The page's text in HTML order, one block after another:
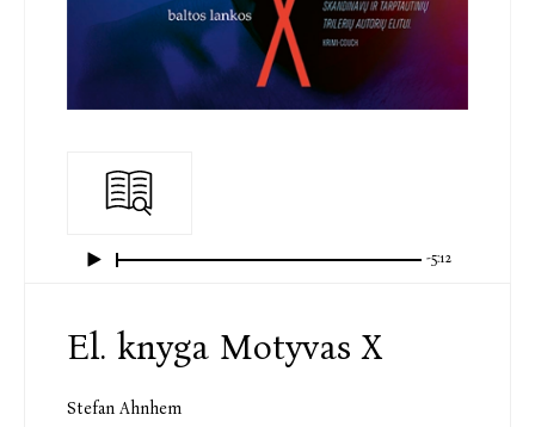
-5:12
El. knyga Motyvas X
Stefan Ahnhem